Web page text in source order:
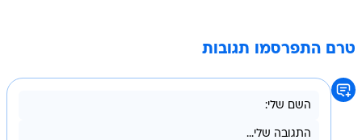
טרם התפרסמו תגובות